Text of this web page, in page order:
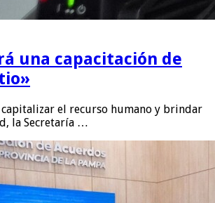
una capacitación de
el recurso humano y brindar
la Secretaría …